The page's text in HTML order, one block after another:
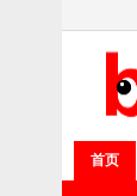
首页